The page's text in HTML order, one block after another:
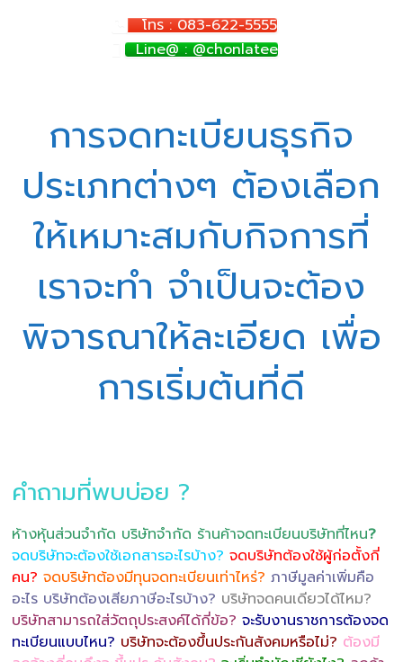
โทร : 083-622-5555
Line@ : @chonlatee
การจดทะเบียนธุรกิจ
ประเภทต่างๆ ต้องเลือก
ให้เหมาะสมกับกิจการที่
เราจะทำ จำเป็นจะต้อง
พิจารณาให้ละเอียด เพื่อ
การเริ่มต้นที่ดี
คำถามที่พบบ่อย ?
ห้างหุ้นส่วนจำกัด บริษัทจำกัด ร้านค้าจดทะเบียนบริษัทที่ไหน?
จดบริษัทจะต้องใช้เอกสารอะไรบ้าง? จดบริษัทต้องใช้ผู้ก่อตั้งกี่
คน? จดบริษัทต้องมีทุนจดทะเบียนเท่าไหร่? ภาษีมูลค่าเพิ่มคือ
อะไร บริษัทต้องเสียภาษีอะไรบ้าง? บริษัทจดคนเดียวได้ไหม?
บริษัทสามารถใส่วัตถุประสงค์ได้กี่ข้อ? จะรับงานราชการต้องจด
ทะเบียนแบบไหน? บริษัทจะต้องขึ้นประกันสังคมหรือไม่? ต้องมี